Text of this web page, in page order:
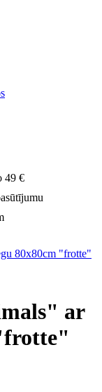
49 €
80x80cm "frotte"
ar